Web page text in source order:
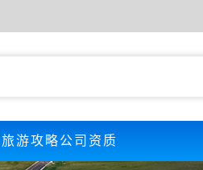
旅游攻略公司资质